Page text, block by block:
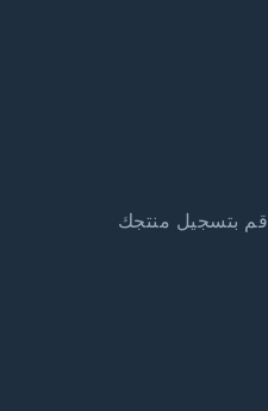
قم بتسجيل منتجك